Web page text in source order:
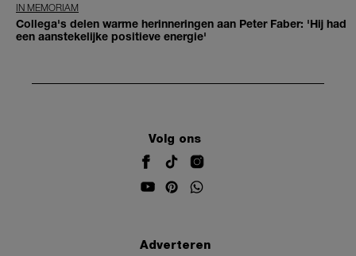
IN MEMORIAM
Collega's delen warme herinneringen aan Peter Faber: 'Hij had
een aanstekelijke positieve energie'
Volg ons
Adverteren